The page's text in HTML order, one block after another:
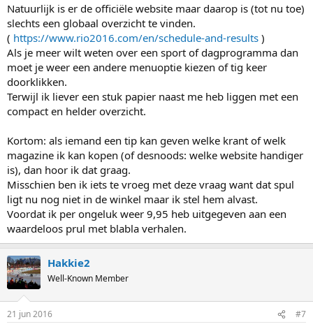
Natuurlijk is er de officiële website maar daarop is (tot nu toe)
slechts een globaal overzicht te vinden.
( https://www.rio2016.com/en/schedule-and-results )
Als je meer wilt weten over een sport of dagprogramma dan
moet je weer een andere menuoptie kiezen of tig keer
doorklikken.
Terwijl ik liever een stuk papier naast me heb liggen met een
compact en helder overzicht.
Kortom: als iemand een tip kan geven welke krant of welk
magazine ik kan kopen (of desnoods: welke website handiger
is), dan hoor ik dat graag.
Misschien ben ik iets te vroeg met deze vraag want dat spul
ligt nu nog niet in de winkel maar ik stel hem alvast.
Voordat ik per ongeluk weer 9,95 heb uitgegeven aan een
waardeloos prul met blabla verhalen.
Hakkie2
Well-Known Member
21 jun 2016 #7